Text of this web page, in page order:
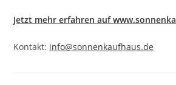
Jetzt mehr erfahren auf
Kontakt: info@sonnenkaufhaus.de